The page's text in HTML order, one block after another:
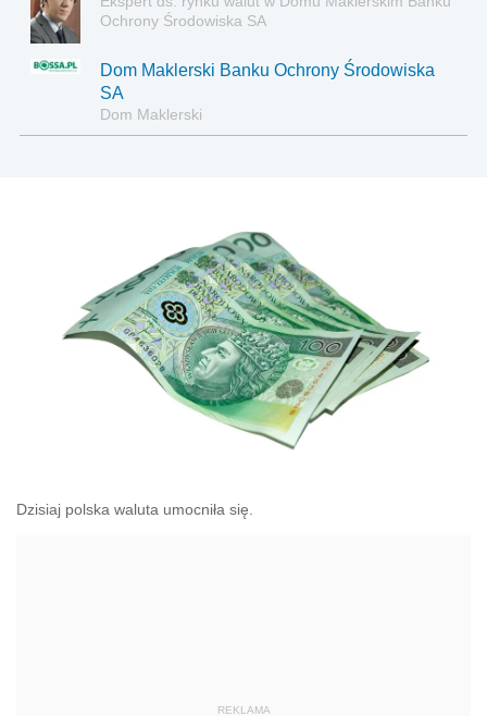
Ochrony Środowiska SA
Dom Maklerski Banku Ochrony Środowiska
SA
Dom Maklerski
Dzisiaj polska waluta umocniła się.